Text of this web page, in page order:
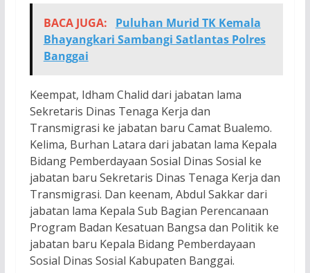
BACA JUGA:
Puluhan Murid TK Kemala
Bhayangkari Sambangi Satlantas Polres
Banggai
Keempat, Idham Chalid dari jabatan lama
Sekretaris Dinas Tenaga Kerja dan
Transmigrasi ke jabatan baru Camat Bualemo.
Kelima, Burhan Latara dari jabatan lama Kepala
Bidang Pemberdayaan Sosial Dinas Sosial ke
jabatan baru Sekretaris Dinas Tenaga Kerja dan
Transmigrasi. Dan keenam, Abdul Sakkar dari
jabatan lama Kepala Sub Bagian Perencanaan
Program Badan Kesatuan Bangsa dan Politik ke
jabatan baru Kepala Bidang Pemberdayaan
Sosial Dinas Sosial Kabupaten Banggai.